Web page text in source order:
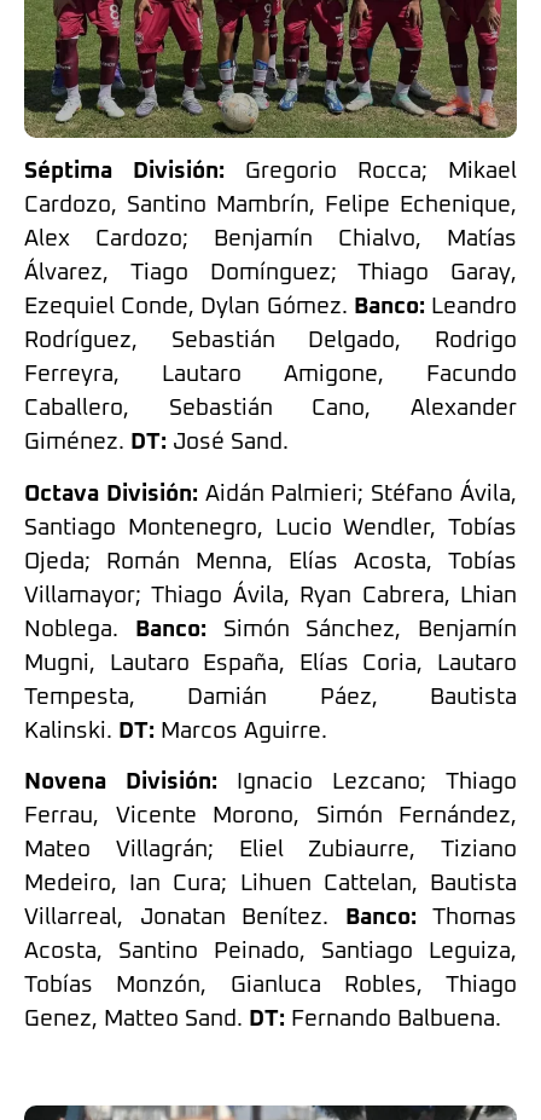
Séptima División: Gregorio Rocca; Mikael
Cardozo, Santino Mambrín, Felipe Echenique,
Alex Cardozo; Benjamín Chialvo, Matías
Álvarez, Tiago Domínguez; Thiago Garay,
Ezequiel Conde, Dylan Gómez. Banco: Leandro
Rodríguez, Sebastián Delgado, Rodrigo
Ferreyra, Lautaro Amigone, Facundo
Caballero, Sebastián Cano, Alexander
Giménez. DT: José Sand.
Octava División: Aidán Palmieri; Stéfano Ávila,
Santiago Montenegro, Lucio Wendler, Tobías
Ojeda; Román Menna, Elías Acosta, Tobías
Villamayor; Thiago Ávila, Ryan Cabrera, Lhian
Noblega.
Banco: Simón Sánchez, Benjamín
Mugni, Lautaro España, Elías Coria, Lautaro
Tempesta, Damián Páez, Bautista
Kalinski. DT: Marcos Aguirre.
Novena División: Ignacio Lezcano; Thiago
Ferrau, Vicente Morono, Simón Fernández,
Mateo Villagrán; Eliel Zubiaurre, Tiziano
Medeiro, Ian Cura; Lihuen Cattelan, Bautista
Villarreal, Jonatan Benítez.
Banco: Thomas
Acosta, Santino Peinado, Santiago Leguiza,
Tobías Monzón, Gianluca Robles, Thiago
Genez, Matteo Sand. DT: Fernando Balbuena.